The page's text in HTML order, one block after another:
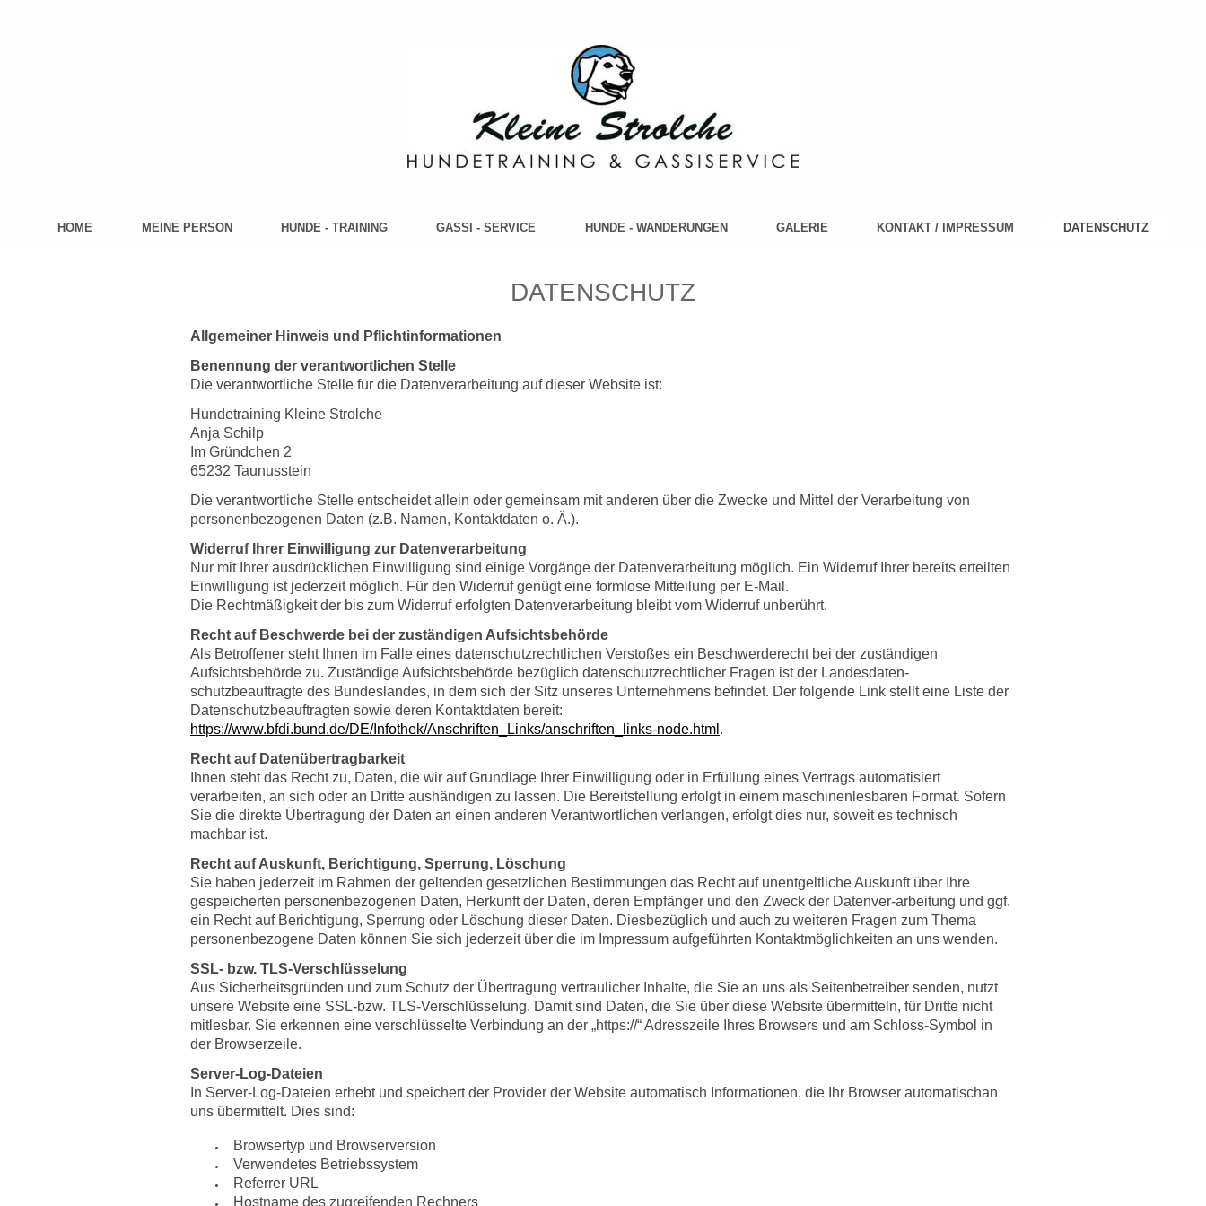
HOME MEINE PERSON HUNDE - TRAINING GASSI - SERVICE HUNDE - WANDERUNGEN GALERIE KONTAKT / IMPRESSUM DATENSCHUTZ
DATENSCHUTZ
Allgemeiner Hinweis und Pflichtinformationen
Benennung der verantwortlichen Stelle
Die verantwortliche Stelle für die Datenverarbeitung auf dieser Website ist:
Hundetraining Kleine Strolche
Anja Schilp
Im Gründchen 2
65232 Taunusstein
Die verantwortliche Stelle entscheidet allein oder gemeinsam mit anderen über die Zwecke und Mittel der Verarbeitung von
personenbezogenen Daten (z.B. Namen, Kontaktdaten o. Ä.).
Widerruf Ihrer Einwilligung zur Datenverarbeitung
Nur mit Ihrer ausdrücklichen Einwilligung sind einige Vorgänge der Datenverarbeitung möglich. Ein Widerruf Ihrer bereits erteilten
Einwilligung ist jederzeit möglich. Für den Widerruf genügt eine formlose Mitteilung per E-Mail.
Die Rechtmäßigkeit der bis zum Widerruf erfolgten Datenverarbeitung bleibt vom Widerruf unberührt.
Recht auf Beschwerde bei der zuständigen Aufsichtsbehörde
Als Betroffener steht Ihnen im Falle eines datenschutzrechtlichen Verstoßes ein Beschwerderecht bei der zuständigen
Aufsichtsbehörde zu. Zuständige Aufsichtsbehörde bezüglich datenschutzrechtlicher Fragen ist der Landesdaten-
schutzbeauftragte des Bundeslandes, in dem sich der Sitz unseres Unternehmens befindet. Der folgende Link stellt eine Liste der
Datenschutzbeauftragten sowie deren Kontaktdaten bereit:
https://www.bfdi.bund.de/DE/Infothek/Anschriften_Links/anschriften_links-node.html .
Recht auf Datenübertragbarkeit
Ihnen steht das Recht zu, Daten, die wir auf Grundlage Ihrer Einwilligung oder in Erfüllung eines Vertrags automatisiert
verarbeiten, an sich oder an Dritte aushändigen zu lassen. Die Bereitstellung erfolgt in einem maschinenlesbaren Format. Sofern
Sie die direkte Übertragung der Daten an einen anderen Verantwortlichen verlangen, erfolgt dies nur, soweit es technisch
machbar ist.
Recht auf Auskunft, Berichtigung, Sperrung, Löschung
Sie haben jederzeit im Rahmen der geltenden gesetzlichen Bestimmungen das Recht auf unentgeltliche Auskunft über Ihre
gespeicherten personenbezogenen Daten, Herkunft der Daten, deren Empfänger und den Zweck der Datenver-arbeitung und ggf.
ein Recht auf Berichtigung, Sperrung oder Löschung dieser Daten. Diesbezüglich und auch zu weiteren Fragen zum Thema
personenbezogene Daten können Sie sich jederzeit über die im Impressum aufgeführten Kontaktmöglichkeiten an uns wenden.
SSL- bzw. TLS-Verschlüsselung
Aus Sicherheitsgründen und zum Schutz der Übertragung vertraulicher Inhalte, die Sie an uns als Seitenbetreiber senden, nutzt
unsere Website eine SSL-bzw. TLS-Verschlüsselung. Damit sind Daten, die Sie über diese Website übermitteln, für Dritte nicht
mitlesbar. Sie erkennen eine verschlüsselte Verbindung an der „https://“ Adresszeile Ihres Browsers und am Schloss-Symbol in
der Browserzeile.
Server-Log-Dateien
In Server-Log-Dateien erhebt und speichert der Provider der Website automatisch Informationen, die Ihr Browser automatischan
uns übermittelt. Dies sind:
Browsertyp und Browserversion
Verwendetes Betriebssystem
Referrer URL
Hostname des zugreifenden Rechners